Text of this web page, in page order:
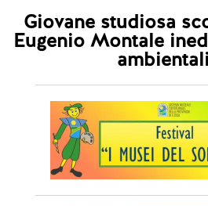
Giovane studiosa
Eugenio Montale